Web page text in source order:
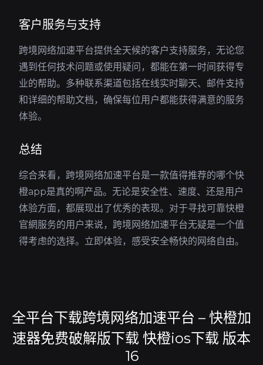
客户服务与支持
跨境网络加速平台提供全天候的客户支持服务，无论您
遇到任何技术问题或使用疑问，都能在第一时间获得专
业的帮助。多种联系渠道包括在线实时聊天、邮件支持
和详细的帮助文档，确保每位用户都能获得满意的服务
体验。
总结
综合来看，跨境网络加速平台是一款值得推荐的哪个快
橙app是真的啊产品。无论是安全性、速度、还是用户
体验方面，都展现出了优秀的表现。对于寻找可靠快橙
官網服务的用户来说，跨境网络加速平台无疑是一个值
得考虑的选择。立即体验，感受安全畅快的网络自由。
全平台下载跨境网络加速平台 – 快橙加
速器免费破解版下载 快橙ios下载 版本
16